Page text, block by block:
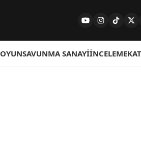
OYUNSAVUNMA SANAYIİNCELEME